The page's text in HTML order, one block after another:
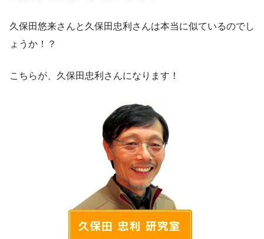
久保田悠来さんと久保田忠利さんは本当に似ているのでし
ょうか！？
こちらが、久保田忠利さんになります！